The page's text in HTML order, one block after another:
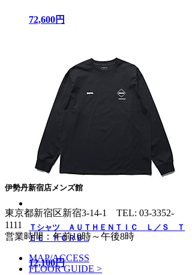
72,600円
Ｔシャツ ＡＵＴＨＥＮＴＩＣ Ｌ／Ｓ Ｔ
ＥＥ ＦＣＲＢ...
12,100円
伊勢丹新宿店メンズ館
東京都新宿区新宿3-14-1 TEL: 03-3352-
1111
営業時間：午前10時～午後8時
MAP/ACCESS
FLOOR GUIDE >